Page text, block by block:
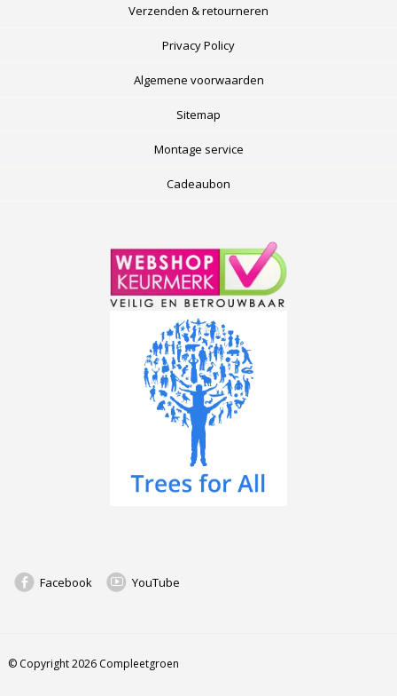
Verzenden & retourneren
Privacy Policy
Algemene voorwaarden
Sitemap
Montage service
Cadeaubon
Facebook YouTube
© Copyright 2026 Compleetgroen